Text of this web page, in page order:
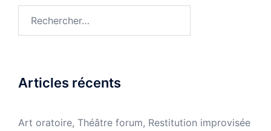
Articles récents
Art oratoire, Théâtre forum, Restitution improvisée